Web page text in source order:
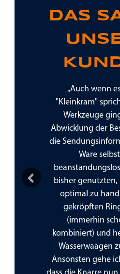
DAS
„Auch wenn
"Kleinkram"
Werkzeuge
Abwicklung der
die
Ware
bisher
optimal zu
gekröpften
(immerhin
kombiniert) und
Wasserwaagen
Ansonsten gehe